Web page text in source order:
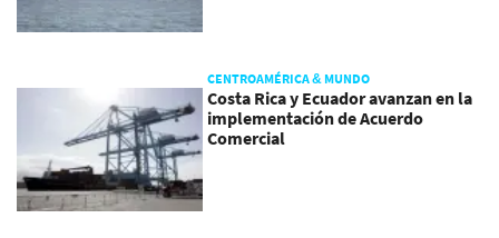
CENTROAMÉRICA & MUNDO
Costa Rica y Ecuador avanzan en la
implementación de Acuerdo
Comercial